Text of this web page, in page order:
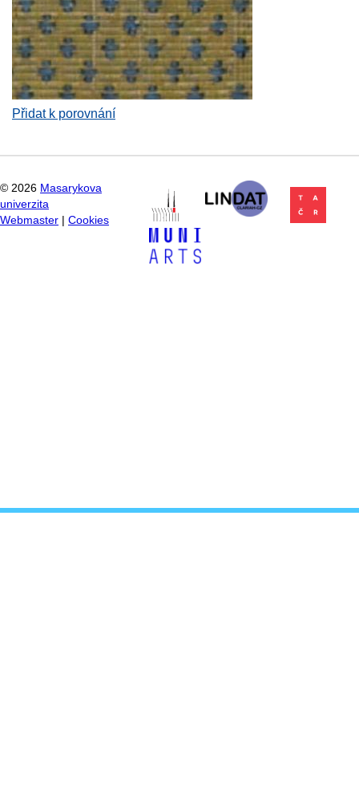
Přidat k porovnání
© 2026 Masarykova
univerzita
Webmaster
Cookies